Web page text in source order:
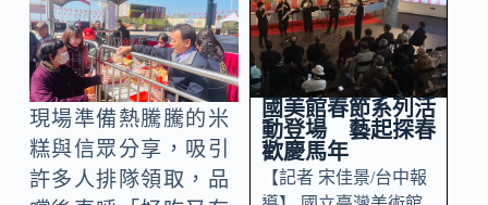
現場準備熱騰騰的米
糕與信眾分享，吸引
許多人排隊領取，品
國美館春節系列活
動登場 藝起探春
歡慶馬年
【記者 宋佳景/台中報